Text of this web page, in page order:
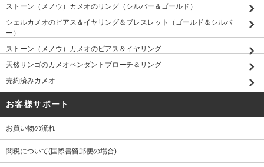
ストーン（メノウ）カメオのリング（シルバー＆ゴールド）
シェルカメオのピアス＆イヤリング＆ブレスレット（ゴールド＆シルバ
ー）
ストーン（メノウ）カメオのピアス＆イヤリング
天然サンゴのカメオペンダントブローチ＆リング
売約済みカメオ
お客様サポート
お買い物の流れ
関税について(国際書留郵便の場合)